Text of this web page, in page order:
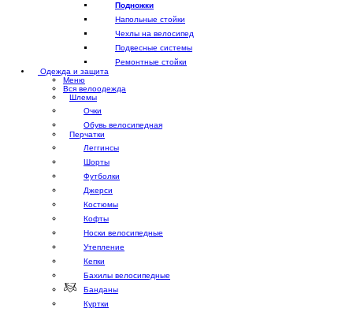
Подножки
Напольные стойки
Чехлы на велосипед
Подвесные системы
Ремонтные стойки
Одежда и защита
Меню
Вся велоодежда
Шлемы
Очки
Обувь велосипедная
Перчатки
Леггинсы
Шорты
Футболки
Джерси
Костюмы
Кофты
Носки велосипедные
Утепление
Кепки
Бахилы велосипедные
Банданы
Куртки